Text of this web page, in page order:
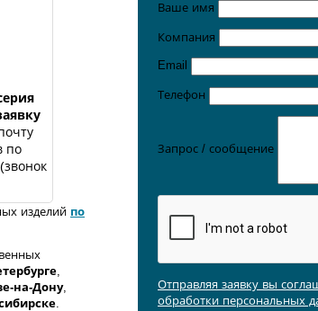
по
(звонок
изделий по
,
на-Дону,
.
Ваше имя
Компания
Email
Телефон
Запрос / сообщение
Отправляя заявку вы
обработки персональных